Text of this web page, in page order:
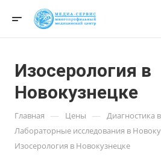
Изосерология в
Новокузнецке
Главная — Цены — Диагностика
Лабораторные исследования в
Изосерология в Новокузнецке